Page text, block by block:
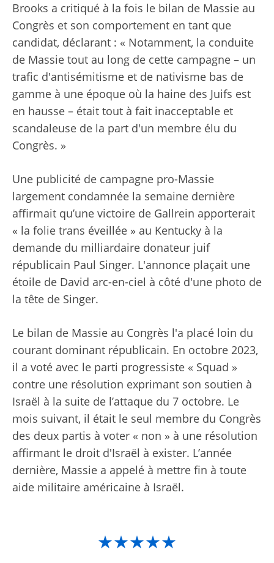
Brooks a critiqué à la fois le bilan de Massie au
Congrès et son comportement en tant que
candidat, déclarant : « Notamment, la conduite
de Massie tout au long de cette campagne – un
trafic d'antisémitisme et de nativisme bas de
gamme à une époque où la haine des Juifs est
en hausse – était tout à fait inacceptable et
scandaleuse de la part d'un membre élu du
Congrès. »
Une publicité de campagne pro-Massie
largement condamnée la semaine dernière
affirmait qu’une victoire de Gallrein apporterait
« la folie trans éveillée » au Kentucky à la
demande du milliardaire donateur juif
républicain Paul Singer. L'annonce plaçait une
étoile de David arc-en-ciel à côté d'une photo de
la tête de Singer.
Le bilan de Massie au Congrès l'a placé loin du
courant dominant républicain. En octobre 2023,
il a voté avec le parti progressiste « Squad »
contre une résolution exprimant son soutien à
Israël à la suite de l’attaque du 7 octobre. Le
mois suivant, il était le seul membre du Congrès
des deux partis à voter « non » à une résolution
affirmant le droit d'Israël à exister. L’année
dernière, Massie a appelé à mettre fin à toute
aide militaire américaine à Israël.
★★★★★